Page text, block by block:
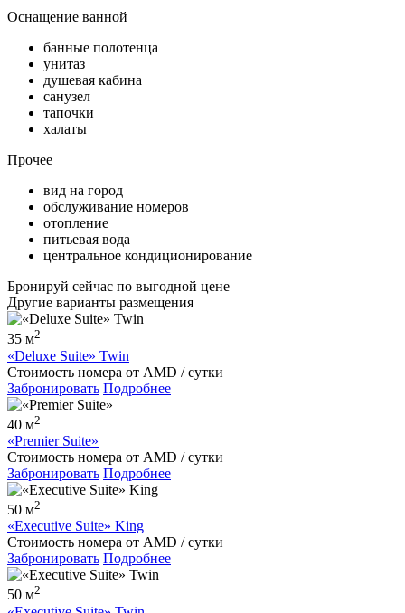
Оснащение ванной
банные полотенца
унитаз
душевая кабина
санузел
тапочки
халаты
Прочее
вид на город
обслуживание номеров
отопление
питьевая вода
центральное кондиционирование
Бронируй сейчас по выгодной цене
Другие варианты размещения
35 м2
«Deluxe Suite» Twin
Стоимость номера от AMD / сутки
Забронировать Подробнее
40 м2
«Premier Suite»
Стоимость номера от AMD / сутки
Забронировать Подробнее
50 м2
«Executive Suite» King
Стоимость номера от AMD / сутки
Забронировать Подробнее
50 м2